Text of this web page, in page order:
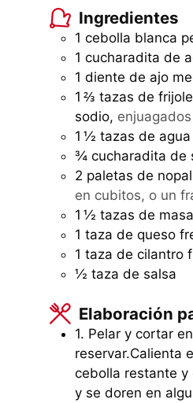
Ingredientes
1 cebolla blanca
1 cucharadita de
1 diente de ajo
1 ⅔ tazas de
sodio, enjuagados
1 ½ tazas de
¾ cucharadita de
2 paletas de
en cubitos, o un
1 ½ tazas de
1 taza de queso
1 taza de cilantro
½ taza de salsa
Elaboración
1. Pelar y cortar
reservar.Calienta
cebolla restante y
y se doren en